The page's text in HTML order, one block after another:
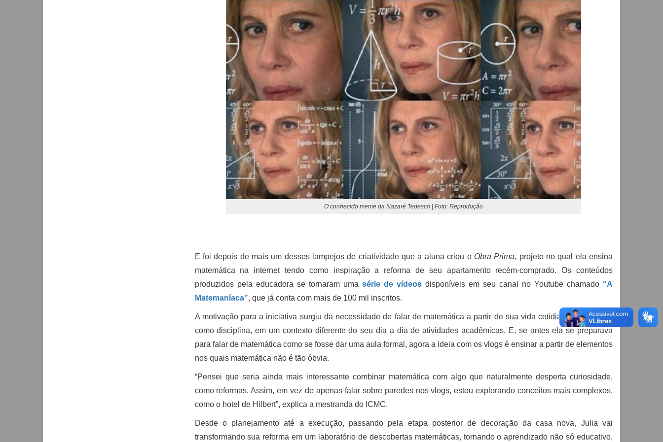
O conhecido meme da Nazaré Tedesco | Foto: Reprodução
E foi depois de mais um desses lampejos de criatividade que a aluna criou o Obra Prima, projeto no qual ela ensina
matemática na internet tendo como inspiração a reforma de seu apartamento recém-comprado. Os conteúdos
produzidos pela educadora se tornaram uma série de vídeosdisponíveis em seu canal no Youtube chamado “A
Matemaníaca”, que já conta com mais de 100 mil inscritos.
A motivação para a iniciativa surgiu da necessidade de falar de matemática a partir de sua vida cotidiana e não mais
como disciplina, em um contexto diferente do seu dia a dia de atividades acadêmicas. E, se antes ela se preparava
para falar de matemática como se fosse dar uma aula formal, agora a ideia com os vlogs é ensinar a partir de elementos
nos quais matemática não é tão óbvia.
“Pensei que seria ainda mais interessante combinar matemática com algo que naturalmente desperta curiosidade,
como reformas. Assim, em vez de apenas falar sobre paredes nos vlogs, estou explorando conceitos mais complexos,
como o hotel de Hilbert”, explica a mestranda do ICMC.
Desde o planejamento até a execução, passando pela etapa posterior de decoração da casa nova, Julia vai
transformando sua reforma em um laboratório de descobertas matemáticas, tornando o aprendizado não só educativo,